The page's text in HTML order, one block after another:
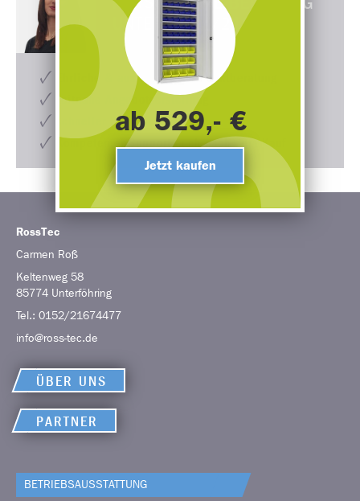
UNTER0152/21674477
Ehrliche & ausführliche Produktberatung
zeitnahe Angebotserstellung
schneller Lieferprozess
Kompetenter Support auch nach dem Kauf
RossTec
Carmen Roß
Keltenweg 58
85774 Unterföhring
Tel.: 0152/21674477
info@ross-tec.de
ÜBER UNS
PARTNER
BETRIEBS­AUSSTATTUNG
ab 529,- €
Jetzt kaufen